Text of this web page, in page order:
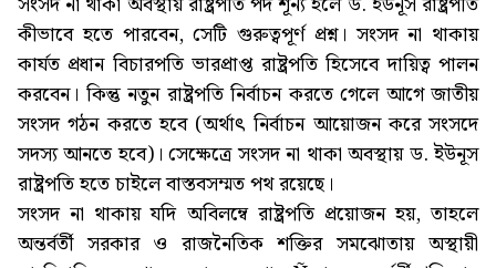
কীভাবে হতে পারবেন, সেটি গুরুত্বপূর্ণ প্রশ্ন। সংসদ না থাকায়
কার্যত প্রধান বিচারপতি ভারপ্রাপ্ত রাষ্ট্রপতি হিসেবে দায়িত্ব পালন
করবেন। কিন্তু নতুন রাষ্ট্রপতি নির্বাচন করতে গেলে আগে জাতীয়
সংসদ গঠন করতে হবে (অর্থাৎ নির্বাচন আয়োজন করে সংসদে
সদস্য আনতে হবে)। সেক্ষেত্রে সংসদ না থাকা অবস্থায় ড. ইউনূস
রাষ্ট্রপতি হতে চাইলে বাস্তবসম্মত পথ রয়েছে।
সংসদ না থাকায় যদি অবিলম্বে রাষ্ট্রপতি প্রয়োজন হয়, তাহলে
অন্তর্বর্তী সরকার ও রাজনৈতিক শক্তির সমঝোতায় অস্থায়ী